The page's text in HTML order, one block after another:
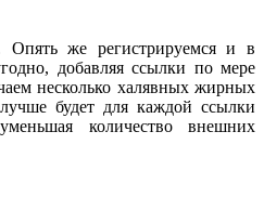
Опять же регистрируемся и в
добавляя ссылки по мере
несколько халявных жирных
будет для каждой ссылки
количество внешних